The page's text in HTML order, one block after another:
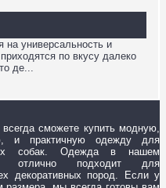
на универсальность и
по вкусу далеко
де...
сможете купить модную,
и практичную одежду для
собак. Одежда в нашем
отлично подходит для
декоративных пород. Если у